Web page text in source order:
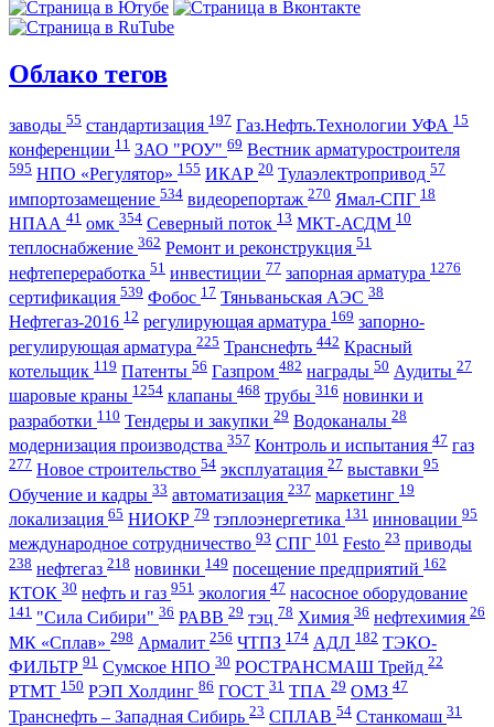
Облако тегов
заводы 55 стандартизация 197 Газ.Нефть.Технологии УФА 15
конференции 11 ЗАО "РОУ" 69 Вестник арматуростроителя
595 НПО «Регулятор» 155 ИКАР 20 Тулаэлектропривод 57
импортозамещение 534 видеорепортаж 270 Ямал-СПГ 18
НПАА 41 омк 354 Северный поток 13 МКТ-АСДМ 10
теплоснабжение 362 Ремонт и реконструкция 51
нефтепереработка 51 инвестиции 77 запорная арматура 1276
сертификация 539 Фобос 17 Тяньваньская АЭС 38
Нефтегаз-2016 12 регулирующая арматура 169 запорно-
регулирующая арматура 225 Транснефть 442 Красный
котельщик 119 Патенты 56 Газпром 482 награды 50 Аудиты 27
шаровые краны 1254 клапаны 468 трубы 316 новинки и
разработки 110 Тендеры и закупки 29 Водоканалы 28
модернизация производства 357 Контроль и испытания 47 газ
277 Новое строительство 54 эксплуатация 27 выставки 95
Обучение и кадры 33 автоматизация 237 маркетинг 19
локализация 65 НИОКР 79 тэплоэнергетика 131 инновации 95
международное сотрудничество 93 СПГ 101 Festo 23 приводы
238 нефтегаз 218 новинки 149 посещение предприятий 162
КТОК 30 нефть и газ 951 экология 47 насосное оборудование
141 "Сила Сибири" 36 РАВВ 29 тэц 78 Химия 36 нефтехимия 26
МК «Сплав» 298 Армалит 256 ЧТПЗ 174 АДЛ 182 ТЭКО-
ФИЛЬТР 91 Сумское НПО 30 РОСТРАНСМАШ Трейд 22
РТМТ 150 РЭП Холдинг 86 ГОСТ 31 ТПА 29 ОМЗ 47
Транснефть – Западная Сибирь 23 СПЛАВ 54 Станкомаш 31